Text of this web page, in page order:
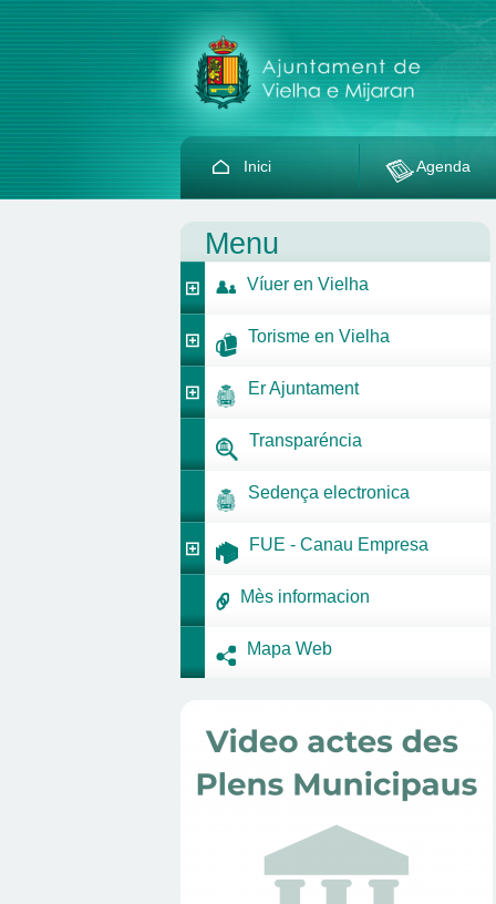
Inici Agenda
Menu
Víuer en Vielha
Torisme en Vielha
Er Ajuntament
Transparéncia
Sedença electronica
FUE - Canau Empresa
Mès informacion
Mapa Web